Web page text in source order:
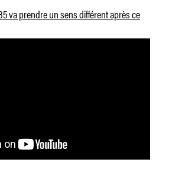
va prendre un sens différent après ce